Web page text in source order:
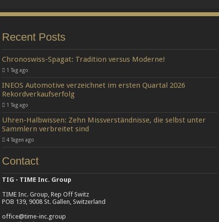
Recent Posts
Chronoswiss-Spagat: Tradition versus Moderne!
1 Tag ago
INEOS Automotive verzeichnet im ersten Quartal 2026
Rekordverkaufserfolg
1 Tag ago
Uhren-Halbwissen: Zehn Missverständnisse, die selbst unter
Sammlern verbreitet sind
4 Tagen ago
Contact
TIG - TIME Inc. Group
TIME Inc. Group, Rep Off Switz
POB 139, 9008 St. Gallen, Switzerland
office@time-inc.group